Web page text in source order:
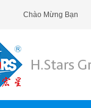
Chào Mừng Bạn